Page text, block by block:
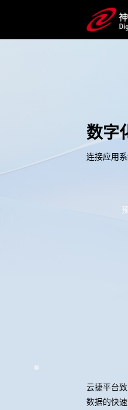
数字
连接应用
云捷平台
数据的快